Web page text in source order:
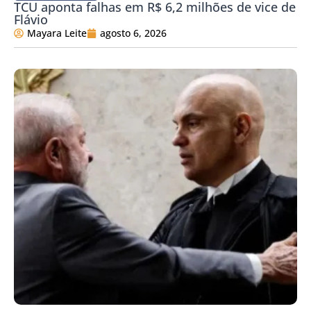
TCU aponta falhas em R$ 6,2 milhões de vice de
Flávio
Mayara Leite agosto 6, 2026